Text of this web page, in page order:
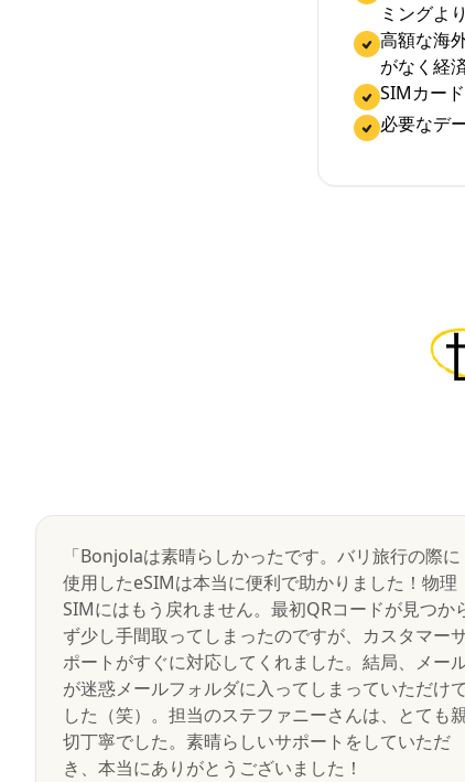
ミングよ
高額な海
がなく経
SIMカー
必要なデ
「Bonjolaは素晴らしかったです。バリ旅行の際に
使用したeSIMは本当に便利で助かりました！物理
SIMにはもう戻れません。最初QRコードが見つか
ず少し手間取ってしまったのですが、カスタマー
ポートがすぐに対応してくれました。結局、メー
が迷惑メールフォルダに入ってしまっていただけ
した（笑）。担当のステファニーさんは、とても
切丁寧でした。素晴らしいサポートをしていただ
き、本当にありがとうございました！